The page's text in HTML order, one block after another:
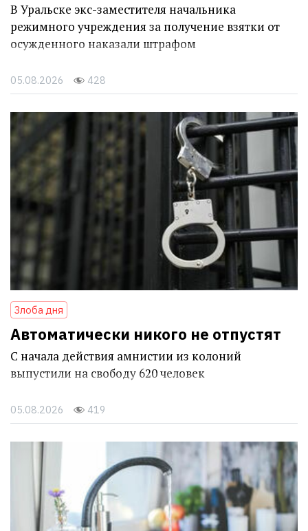
В Уральске экс-заместителя начальника
режимного учреждения за получение взятки от
осужденного наказали штрафом
05.08.2026 428
Злоба дня
Автоматически никого не отпустят
С начала действия амнистии из колоний
выпустили на свободу 620 человек
05.08.2026 419